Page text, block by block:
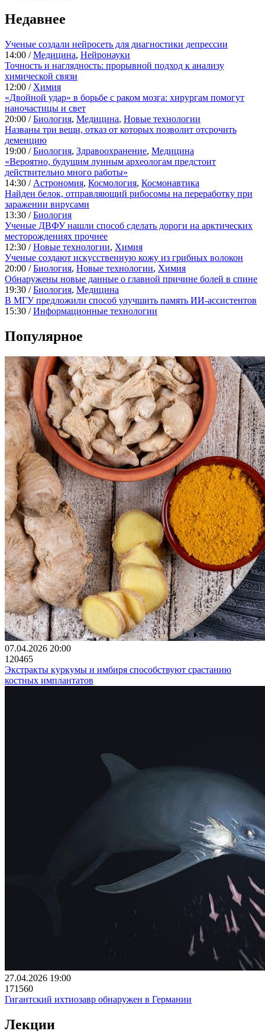
Недавнее
Ученые создали нейросеть для диагностики депрессии
14:00 /Медицина, Нейронауки
Точность и наглядность: прорывной подход к анализу
химической связи
12:00 / Химия
«Двойной удар» в борьбе с раком мозга: хирургам помогут
наночастицы и свет
20:00 /Биология, Медицина, Новые технологии
Названы три вещи, отказ от которых позволит отсрочить
деменцию
19:00 /Биология, Здравоохранение, Медицина
«Вероятно, будущим лунным археологам предстоит
действительно много работы»
14:30 / Астрономия, Космология, Космонавтика
Найден белок, отправляющий рибосомы на переработку при
заражении вирусами
13:30 /Биология
Ученые ДВФУ нашли способ сделать дороги на арктических
месторождениях прочнее
12:30 /Новые технологии, Химия
Ученые создают искусственную кожу из грибных волокон
20:00 /Биология, Новые технологии, Химия
Обнаружены новые данные о главной причине болей в спине
19:30 /Биология, Медицина
В МГУ предложили способ улучшить память ИИ-ассистентов
15:30 /Информационные технологии
Популярное
07.04.2026 20:00
120465
Экстракты куркумы и имбиря способствуют срастанию
костных имплантатов
27.04.2026 19:00
171560
Гигантский ихтиозавр обнаружен в Германии
Лекции